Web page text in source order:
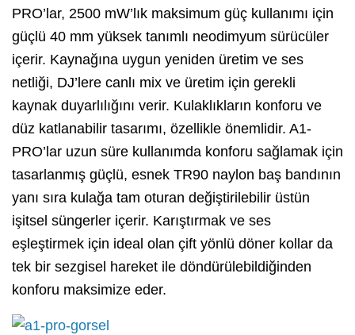
PRO’lar, 2500 mW’lık maksimum güç kullanımı için
güçlü 40 mm yüksek tanımlı neodimyum sürücüler
içerir. Kaynağına uygun yeniden üretim ve ses
netliği, DJ’lere canlı mix ve üretim için gerekli
kaynak duyarlılığını verir. Kulaklıkların konforu ve
düz katlanabilir tasarımı, özellikle önemlidir. A1-
PRO’lar uzun süre kullanımda konforu sağlamak için
tasarlanmış güçlü, esnek TR90 naylon baş bandının
yanı sıra kulağa tam oturan değiştirilebilir üstün
işitsel süngerler içerir. Karıştırmak ve ses
eşleştirmek için ideal olan çift yönlü döner kollar da
tek bir sezgisel hareket ile döndürülebildiğinden
konforu maksimize eder.